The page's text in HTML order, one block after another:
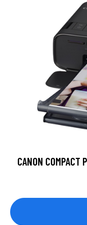
CANON